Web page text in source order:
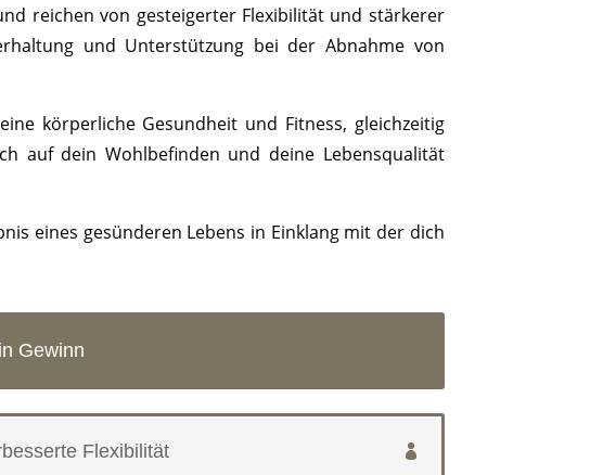
reichen von gesteigerter Flexibilität und stärkerer
und Unterstützung bei der Abnahme von
körperliche Gesundheit und Fitness, gleichzeitig
auf dein Wohlbefinden und deine Lebensqualität
eines gesünderen Lebens in Einklang mit der dich
Gewinn
Flexibilität